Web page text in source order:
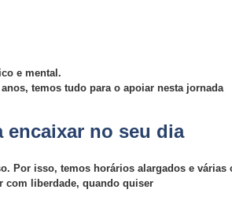
e mental.
temos tudo para o apoiar nesta jornada
encaixar no seu dia
Por isso, temos horários alargados e várias
com liberdade, quando quiser